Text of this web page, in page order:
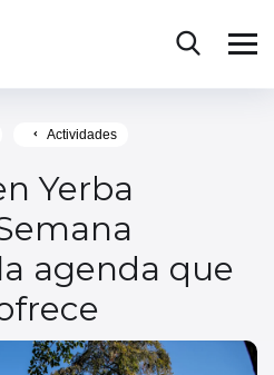
Actividades
Yerba
agenda que